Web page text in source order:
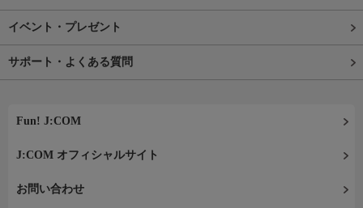
イベント・プレゼント
サポート・よくある質問
Fun! J:COM
J:COM オフィシャルサイト
お問い合わせ